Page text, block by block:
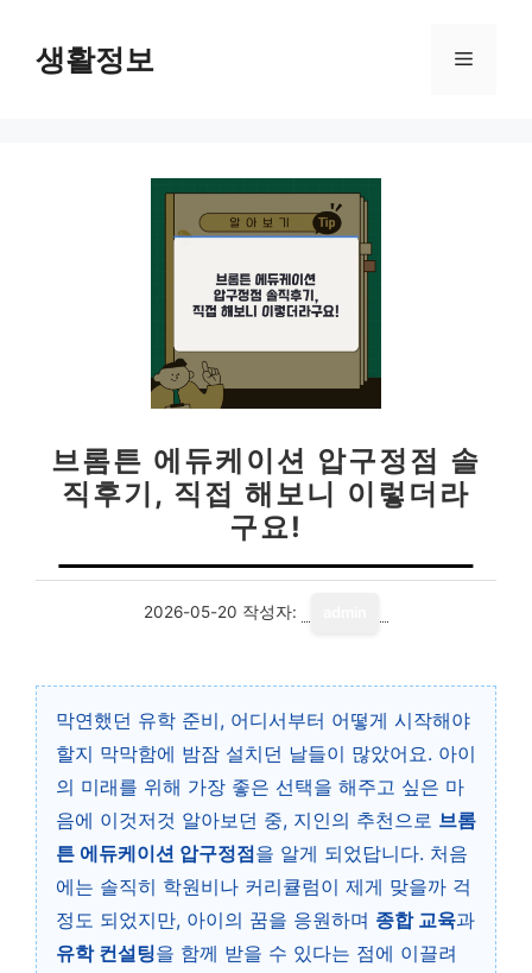
생활정보 메
브롬튼 에듀케이션 압구정점 솔
직후기, 직접 해보니 이렇더라
구요!
2026-05-20 작성자:
막연했던 유학 준비, 어디서부터 어떻게 시작해야
할지 막막함에 밤잠 설치던 날들이 많았어요. 아이
의 미래를 위해 가장 좋은 선택을 해주고 싶은 마
음에 이것저것 알아보던 중, 지인의 추천으로 브롬
튼 에듀케이션 압구정점을 알게 되었답니다. 처음
에는 솔직히 학원비나 커리큘럼이 제게 맞을까 걱
정도 되었지만, 아이의 꿈을 응원하며 종합 교육과
유학 컨설팅을 함께 받을 수 있다는 점에 이끌려